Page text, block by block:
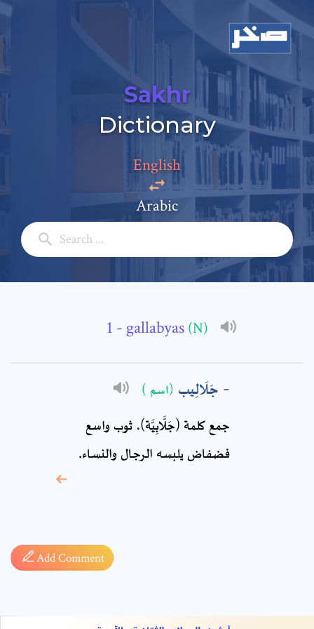
Sakhr
Dictionary
English
Arabic
- gallabyas (N)
جَلَالِيب (اسم )
جمع كلمة (جَلَّابِيَّة)، ثوب واسع
فضفاض يلبسه الرجال والنساء.
Add Comment
Add a comment
Full Name: *
Comment: *